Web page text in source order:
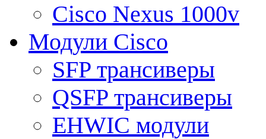
Cisco Nexus 1000v
Модули Cisco
SFP трансиверы
QSFP трансиверы
EHWIC модули